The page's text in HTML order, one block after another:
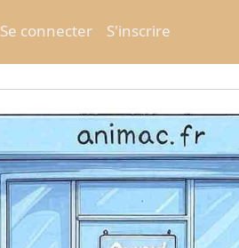
Se connecter S'inscrire